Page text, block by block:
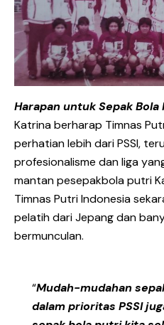
Harapan untuk Sepak
Katrina berharap Timnas
perhatian lebih dari PSSI,
profesionalisme dan liga
mantan pesepakbola putri
Timnas Putri Indonesia
pelatih dari Jepang dan
bermunculan.
“Mudah-mudahan
dalam prioritas PSSI